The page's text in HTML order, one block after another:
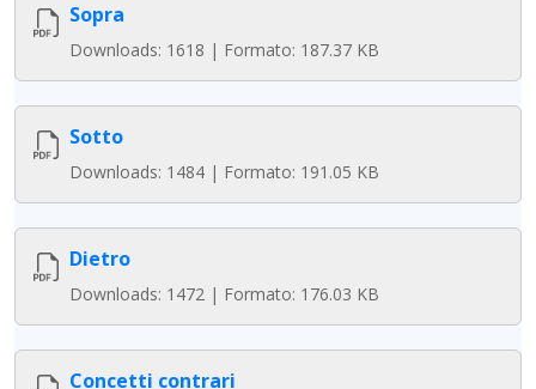
Sopra
Downloads: 1618 | Formato: 187.37 KB
Sotto
Downloads: 1484 | Formato: 191.05 KB
Dietro
Downloads: 1472 | Formato: 176.03 KB
Concetti contrari